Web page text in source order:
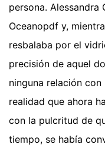
persona. Alessandra
Oceanopdf y,
resbalaba por el
precisión de aquel
ninguna relación
realidad que ahora
con la pulcritud de
tiempo, se había